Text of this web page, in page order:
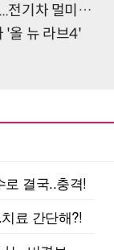
멀미는 없다
'올 뉴 라브4'